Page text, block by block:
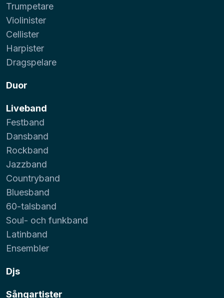
Trumpetare
Violinister
Cellister
Harpister
Dragspelare
Duor
Liveband
Festband
Dansband
Rockband
Jazzband
Countryband
Bluesband
60-talsband
Soul- och funkband
Latinband
Ensembler
Djs
Sångartister